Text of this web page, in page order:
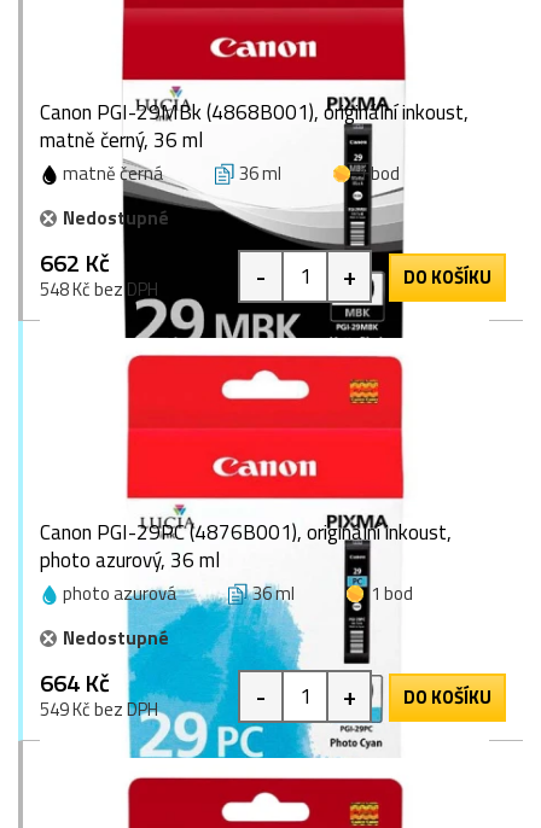
Canon PGI-29MBk (4868B001), originální inkoust,
matně černý, 36 ml
matně černá 36 ml
1 bod
Nedostupné
662 Kč
548 Kč bez DPH - + DO KOŠÍKU
Canon PGI-29PC (4876B001), originální inkoust,
photo azurový, 36 ml
photo azurová 36 ml
1 bod
Nedostupné
664 Kč
549 Kč bez DPH - + DO KOŠÍKU